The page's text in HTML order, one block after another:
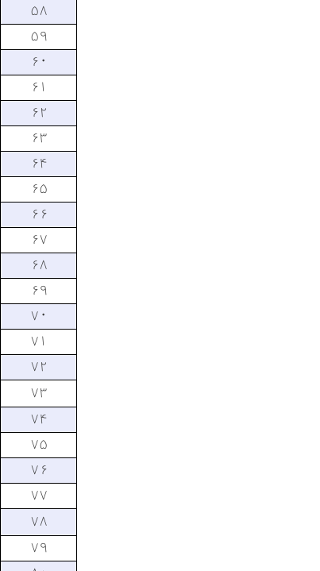
۵۸
۵۹
۶۰
۶۱
۶۲
۶۳
۶۴
۶۵
۶۶
۶۷
۶۸
۶۹
۷۰
۷۱
۷۲
۷۳
۷۴
۷۵
۷۶
۷۷
۷۸
۷۹